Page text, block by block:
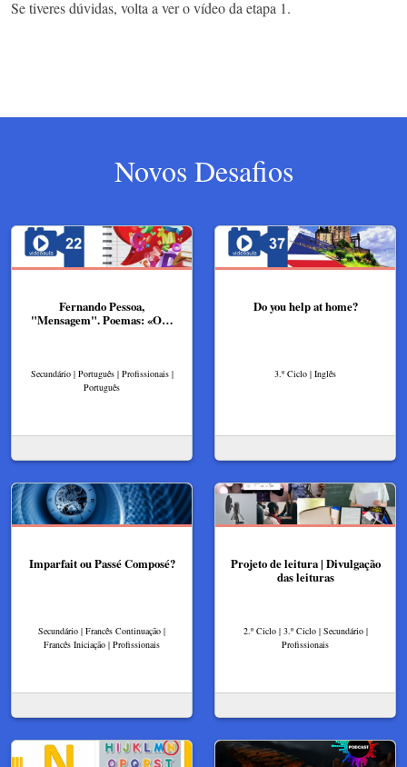
Se tiveres dúvidas, volta a ver o vídeo da etapa 1.
Novos Desafios
Fernando Pessoa,
"Mensagem". Poemas: «O…
Secundário | Português | Profissionais |
Português
Do you help at home?
3.º Ciclo | Inglês
Imparfait ou Passé Composé?
Secundário | Francês Continuação |
Francês Iniciação | Profissionais
Projeto de leitura | Divulgação
das leituras
2.º Ciclo | 3.º Ciclo | Secundário |
Profissionais